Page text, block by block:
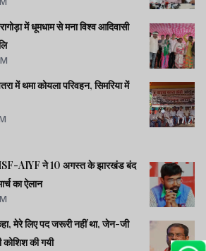
में धूमधाम से मना विश्व आदिवासी
में थमा कोयला परिवहन, सिमरिया में
AIYF ने 10 अगस्त के झारखंड बंद
का ऐलान
मेरे लिए पद जरूरी नहीं था, जेन-जी
हमारे ही बच्चे, उन्हें भटकाने की कोशिश की गयी